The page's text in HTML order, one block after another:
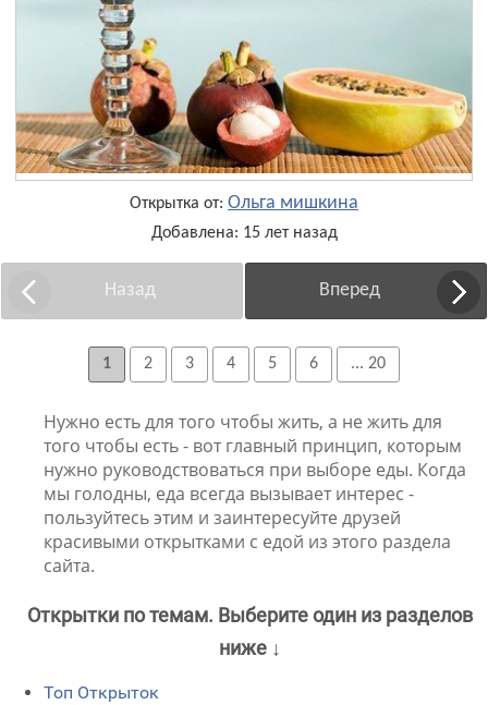
Открытка от: Ольга мишкина
Добавлена: 15 лет назад
Назад Вперед
1 2 3 4 5 6 ... 20
Нужно есть для того чтобы жить, а не жить для
того чтобы есть - вот главный принцип, которым
нужно руководствоваться при выборе еды. Когда
мы голодны, еда всегда вызывает интерес -
пользуйтесь этим и заинтересуйте друзей
красивыми открытками с едой из этого раздела
сайта.
Открытки по темам. Выберите один из разделов
ниже ↓
Топ Открыток